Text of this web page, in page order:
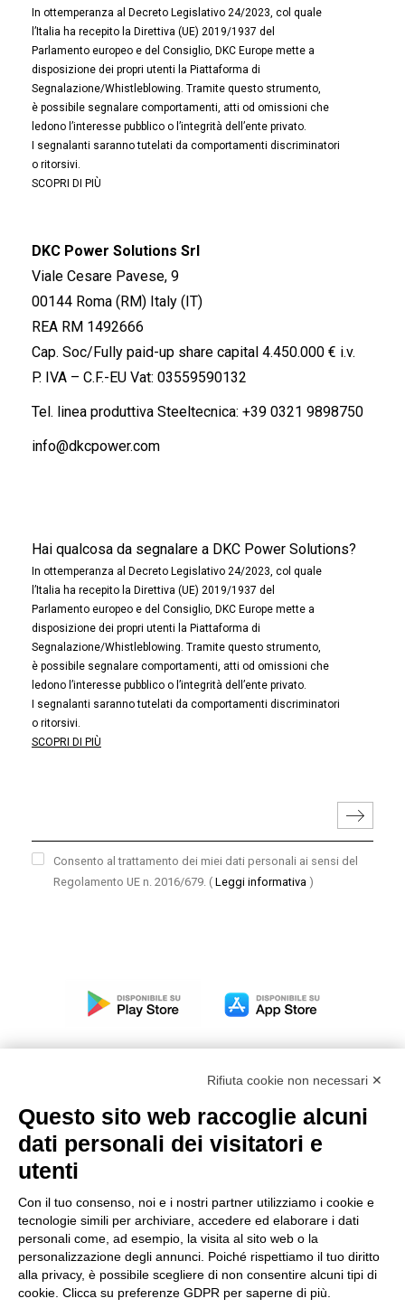
In ottemperanza al Decreto Legislativo 24/2023, col quale
l’Italia ha recepito la Direttiva (UE) 2019/1937 del
Parlamento europeo e del Consiglio, DKC Europe mette a
disposizione dei propri utenti la Piattaforma di
Segnalazione/Whistleblowing. Tramite questo strumento,
è possibile segnalare comportamenti, atti od omissioni che
ledono l’interesse pubblico o l’integrità dell’ente privato.
I segnalanti saranno tutelati da comportamenti discriminatori
o ritorsivi.
SCOPRI DI PIÙ
DKC Power Solutions Srl
Viale Cesare Pavese, 9
00144 Roma (RM) Italy (IT)
REA RM 1492666
Cap. Soc/Fully paid-up share capital 4.450.000 € i.v.
P. IVA – C.F.-EU Vat: 03559590132
Tel. linea produttiva Steeltecnica: +39 0321 9898750
info@dkcpower.com
Hai qualcosa da segnalare a DKC Power Solutions?
In ottemperanza al Decreto Legislativo 24/2023, col quale
l’Italia ha recepito la Direttiva (UE) 2019/1937 del
Parlamento europeo e del Consiglio, DKC Europe mette a
disposizione dei propri utenti la Piattaforma di
Segnalazione/Whistleblowing. Tramite questo strumento,
è possibile segnalare comportamenti, atti od omissioni che
ledono l’interesse pubblico o l’integrità dell’ente privato.
I segnalanti saranno tutelati da comportamenti discriminatori
o ritorsivi.
SCOPRI DI PIÙ
Consento al trattamento dei miei dati personali ai sensi del
Regolamento UE n. 2016/679. ( Leggi informativa )
Modello organizzativo, gestione e controllo – D. lgs.
231/2001
Condizioni generali di vendita DKC Power Solutions
Condizioni generali di acquisto
Codice etico
Rifiuta cookie non necessari ✕
Questo sito web raccoglie alcuni
dati personali dei visitatori e
utenti
Con il tuo consenso, noi e i nostri partner utilizziamo i cookie e
tecnologie simili per archiviare, accedere ed elaborare i dati
personali come, ad esempio, la visita al sito web o la
personalizzazione degli annunci. Poiché rispettiamo il tuo diritto
alla privacy, è possibile scegliere di non consentire alcuni tipi di
cookie. Clicca su preferenze GDPR per saperne di più.